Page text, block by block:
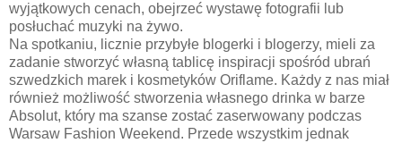
wyjątkowych cenach, obejrzeć wystawę fotografii lub
posłuchać muzyki na żywo.
Na spotkaniu, licznie przybyłe blogerki i blogerzy, mieli za
zadanie stworzyć własną tablicę inspiracji spośród ubrań
szwedzkich marek i kosmetyków Oriflame. Każdy z nas miał
również możliwość stworzenia własnego drinka w barze
Absolut, który ma szanse zostać zaserwowany podczas
Warsaw Fashion Weekend. Przede wszystkim jednak